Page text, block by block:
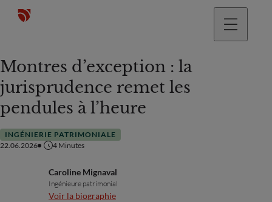
Montres d’exception : la
jurisprudence remet les
pendules à l’heure
INGÉNIERIE PATRIMONIALE
22.06.2026
4 Minutes
Caroline Mignaval
Ingénieure patrimonial
Voir la biographie